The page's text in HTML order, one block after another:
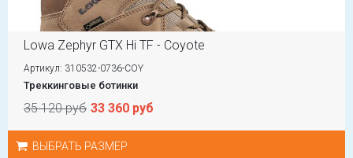
Lowa Zephyr GTX Hi TF - Coyote
Артикул: 310532-0736-COY
Треккинговые ботинки
35 120 руб 33 360 руб
ВЫБРАТЬ РАЗМЕР